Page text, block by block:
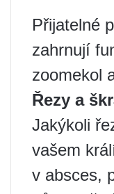
Přijatelné
zahrnují
zoomekol
Řezy a
Jakýkoli
vašem
v absces,